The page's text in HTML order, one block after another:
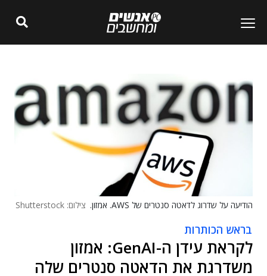
הודיעה על שדרוג לדאטה סנטרים של AWS. אמזון. צילום: Shutterstock
בראש הכותרות
לקראת עידן ה-GenAI: אמזון
משדרגת את הדאטה סנטרים שלה